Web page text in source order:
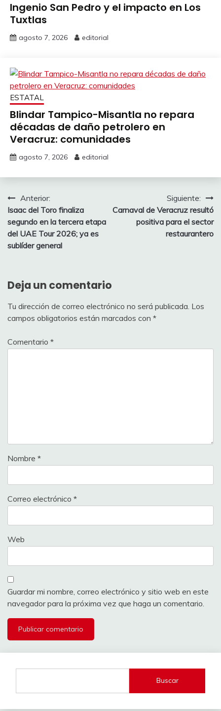
Ingenio San Pedro y el impacto en Los
Tuxtlas
agosto 7, 2026 editorial
ESTATAL
Blindar Tampico-Misantla no repara
décadas de daño petrolero en
Veracruz: comunidades
agosto 7, 2026 editorial
Navegación
de
entradas
Anterior:
Isaac del Toro finaliza
segundo en la tercera etapa
del UAE Tour 2026; ya es
sublíder general
Siguiente:
Carnaval de Veracruz resultó
positiva para el sector
restaurantero
Deja un comentario
Tu dirección de correo electrónico no será publicada. Los
campos obligatorios están marcados con *
Comentario *
Nombre *
Correo electrónico *
Web
Guardar mi nombre, correo electrónico y sitio web en este
navegador para la próxima vez que haga un comentario.
Buscar